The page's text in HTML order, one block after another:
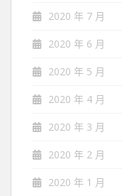
2020 年 7 月
2020 年 6 月
2020 年 5 月
2020 年 4 月
2020 年 3 月
2020 年 2 月
2020 年 1 月